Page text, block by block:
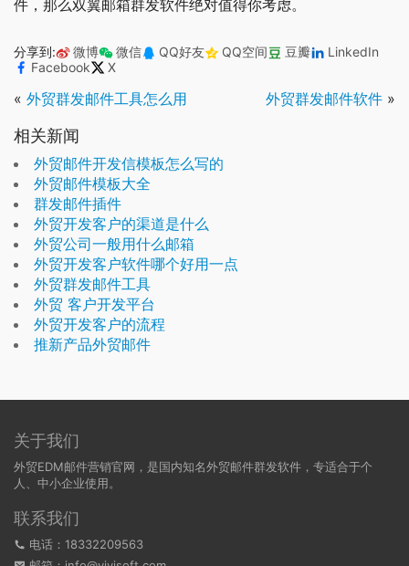
件，那么双翼邮箱群发软件绝对值得你考虑。
分享到: 微博 微信 QQ好友 QQ空间 豆瓣
LinkedIn
Facebook
X
« 外贸群发邮件工具怎么用 外贸群发邮件软件 »
相关新闻
外贸邮件开发信模板怎么写的
外贸邮件模板大全
群发邮件插件
外贸开发客户的渠道是什么
外贸公司一般用什么邮箱
外贸开发客户软件哪个好用一点
外贸群发邮件工具
外贸 客户开发平台
外贸开发客户的流程
推新产品外贸邮件
关于我们
外贸EDM邮件营销官网，是国内知名外贸邮件群发软件，专适合于个
人、中小企业使用。
联系我们
电话：18332209563